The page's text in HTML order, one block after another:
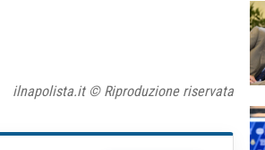
ilnapolista.it © Riproduzione riservata